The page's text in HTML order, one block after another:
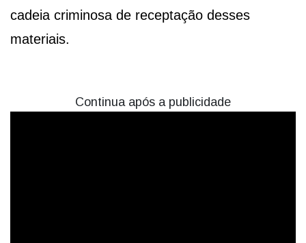
cadeia criminosa de receptação desses
materiais.
Continua após a publicidade